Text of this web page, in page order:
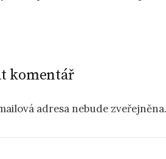
komentář
adresa nebude zveřejněna.